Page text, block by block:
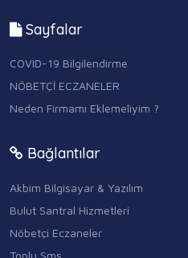
Sayfalar
COVID-19 Bilgilendirme
NÖBETÇİ ECZANELER
Neden Firmamı Eklemeliyim ?
Bağlantılar
Akbim Bilgisayar & Yazılım
Bulut Santral Hizmetleri
Nöbetçi Eczaneler
Toplu Sms